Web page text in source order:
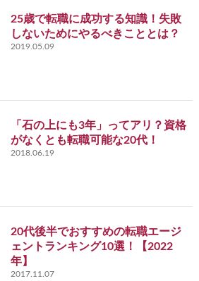
25歳で転職に成功する知識！失敗
しないためにやるべきこととは？
2019.05.09
「石の上にも3年」ってアリ？資格
がなくとも転職可能な20代！
2018.06.19
20代後半でおすすめの転職エージ
ェントランキング10選！【2022
年】
2017.11.07